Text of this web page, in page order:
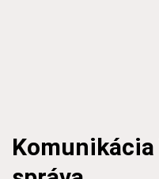
Komunikácia